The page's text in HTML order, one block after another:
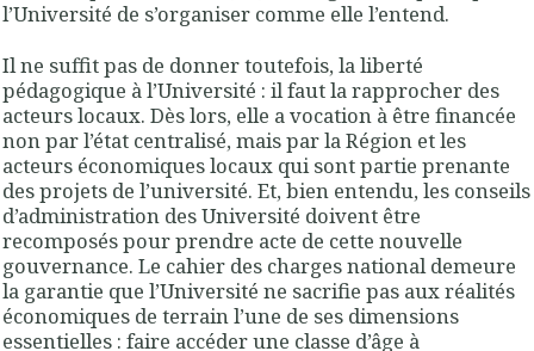
l’Université de s’organiser comme elle l’entend.
Il ne suffit pas de donner toutefois, la liberté
pédagogique à l’Université : il faut la rapprocher des
acteurs locaux. Dès lors, elle a vocation à être financée
non par l’état centralisé, mais par la Région et les
acteurs économiques locaux qui sont partie prenante
des projets de l’université. Et, bien entendu, les conseils
d’administration des Université doivent être
recomposés pour prendre acte de cette nouvelle
gouvernance. Le cahier des charges national demeure
la garantie que l’Université ne sacrifie pas aux réalités
économiques de terrain l’une de ses dimensions
essentielles : faire accéder une classe d’âge à